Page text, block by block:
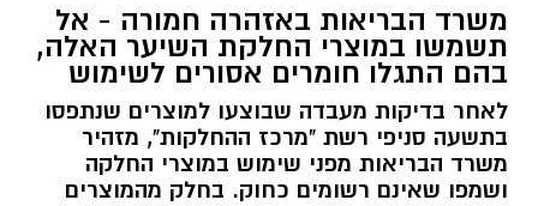
מקצועי, לפתח תוכניות חינוכיות, ליצור אירועי תוכן
ופרויקטים ייחודיים ולעבוד מול קהלים מגוונים, תוך
חיבור בין עולם התרבות, החינוך והקהילה.
בין דרישות התפקיד:
משרד הבריאות באזהרה חמורה - אל
תשמשו במוצרי החלקת השיער האלה,
בהם התגלו חומרים אסורים לשימוש
לאחר בדיקות מעבדה שבוצעו למוצרים שנתפסו
בתשעה סניפי רשת "מרכז ההחלקות", מזהיר
משרד הבריאות מפני שימוש במוצרי החלקה
ושמפו שאינם רשומים כחוק. בחלק מהמוצרים